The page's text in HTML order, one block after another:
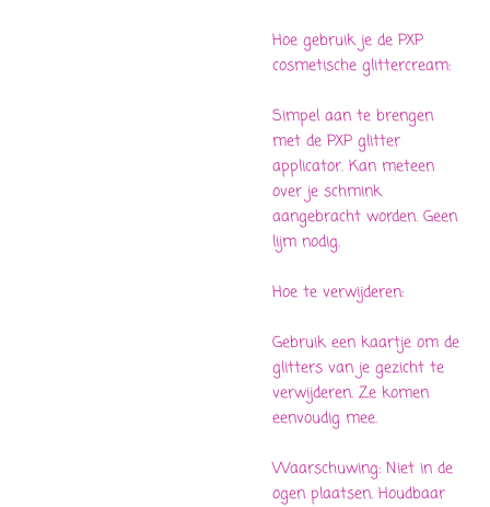
Hoe gebruik je de PXP
cosmetische glittercream:
Simpel aan te brengen
met de PXP glitter
applicator. Kan meteen
over je schmink
aangebracht worden. Geen
lijm nodig.
Hoe te verwijderen:
Gebruik een kaartje om de
glitters van je gezicht te
verwijderen. Ze komen
eenvoudig mee.
Waarschuwing: Niet in de
ogen plaatsen. Houdbaar